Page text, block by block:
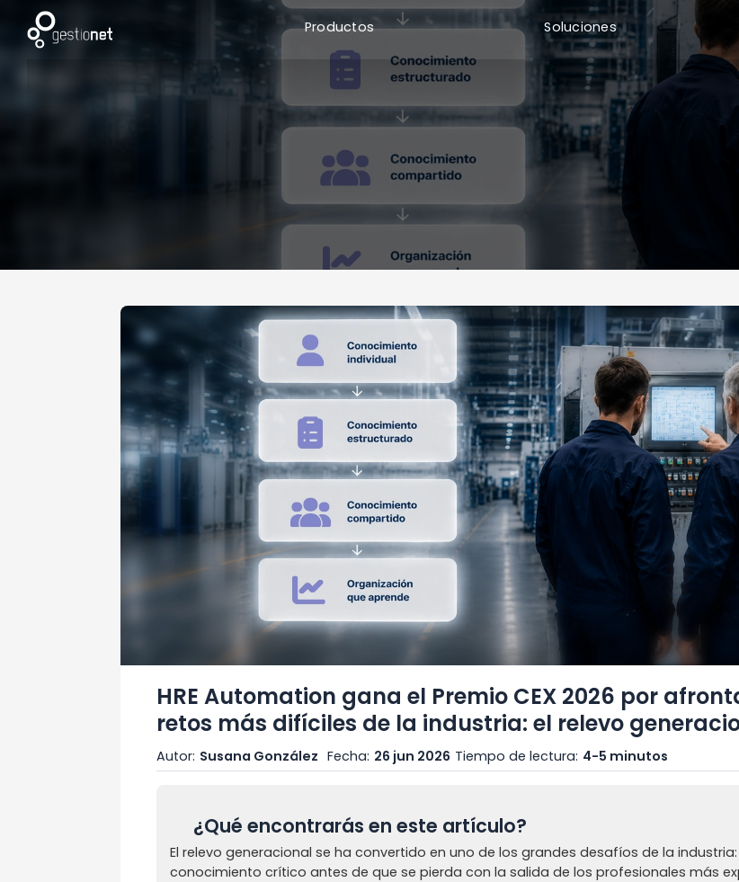
Productos Soluciones
HRE Automation gana el Premio CEX 2026 por
retos más difíciles de la industria: el relevo
Autor: Susana González Fecha: 26 jun 2026 Tiempo de lectura: 4-5 minutos
¿Qué encontrarás en este artículo?
El relevo generacional se ha convertido en uno de los grandes desafíos de la industria:
conocimiento crítico antes de que se pierda con la salida de los profesionales más